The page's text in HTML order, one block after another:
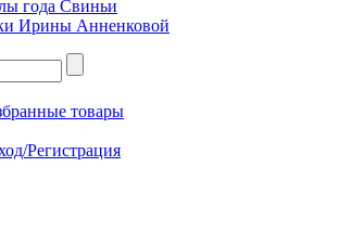
года Свиньи
Ирины Анненковой
товары
Регистрация